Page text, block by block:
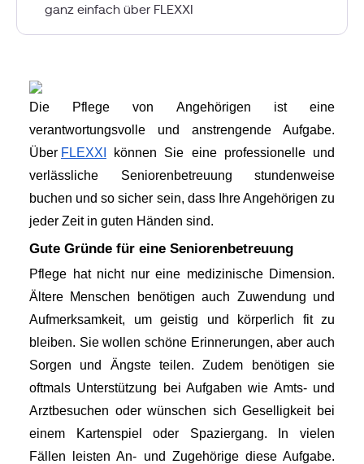
Die Pflege von Angehörigen ist eine
verantwortungsvolle und anstrengende Aufgabe.
Über FLEXXI
können Sie eine professionelle und
verlässliche Seniorenbetreuung stundenweise
buchen und so sicher sein, dass Ihre Angehörigen zu
jeder Zeit in guten Händen sind.
Gute Gründe für eine Seniorenbetreuung
Pflege hat nicht nur eine medizinische Dimension.
Ältere Menschen benötigen auch Zuwendung und
Aufmerksamkeit, um geistig und körperlich fit zu
bleiben. Sie wollen schöne Erinnerungen, aber auch
Sorgen und Ängste teilen. Zudem benötigen sie
oftmals Unterstützung bei Aufgaben wie Amts- und
Arztbesuchen oder wünschen sich Geselligkeit bei
einem Kartenspiel oder Spaziergang. In vielen
Fällen leisten An- und Zugehörige diese Aufgabe.
ganz einfach über FLEXXI